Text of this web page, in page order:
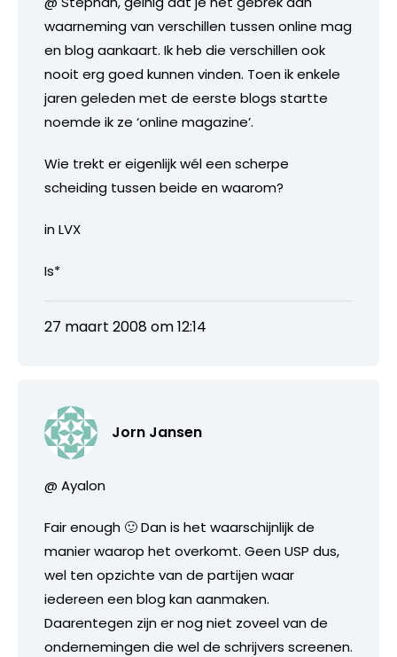
waarneming van verschillen tussen online mag
en blog aankaart. Ik heb die verschillen ook
nooit erg goed kunnen vinden. Toen ik enkele
jaren geleden met de eerste blogs startte
noemde ik ze ‘online magazine’.
Wie trekt er eigenlijk wél een scherpe
scheiding tussen beide en waarom?
in LVX
Is*
27 maart 2008 om 12:14
Jorn Jansen
@ Ayalon
Fair enough 🙂 Dan is het waarschijnlijk de
manier waarop het overkomt. Geen USP dus,
wel ten opzichte van de partijen waar
iedereen een blog kan aanmaken.
Daarentegen zijn er nog niet zoveel van de
ondernemingen die wel de schrijvers screenen.